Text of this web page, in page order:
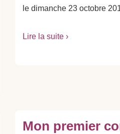
le dimanche 23 octobre
Lire la suite ›
Mon premier